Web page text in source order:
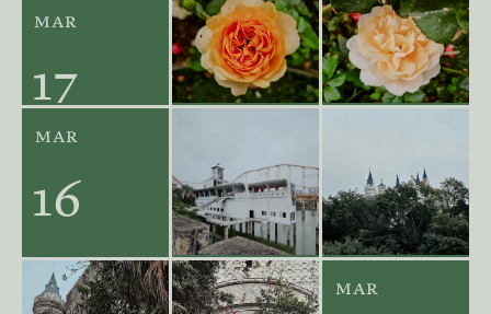
2024
mar
17
2024
mar
16
2024
mar